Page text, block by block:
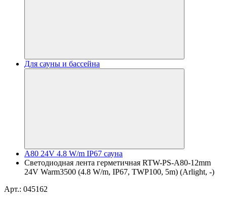
Для сауны и бассейна
A80 24V 4.8 W/m IP67 сауна
Светодиодная лента герметичная RTW-PS-A80-12mm
24V Warm3500 (4.8 W/m, IP67, TWP100, 5m) (Arlight, -)
Арт.: 045162